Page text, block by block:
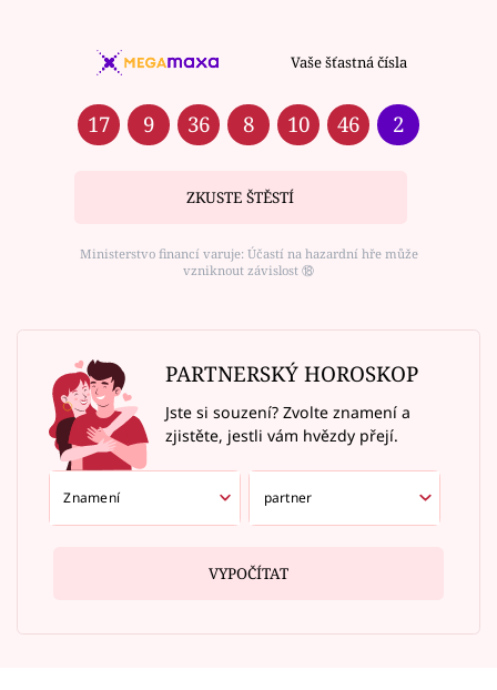
Vaše šťastná čísla
17 9 36 8 10 46 2
ZKUSTE ŠTĚSTÍ
Ministerstvo financí varuje: Účastí na hazardní hře může
vzniknout závislost ⑱
PARTNERSKÝ HOROSKOP
Jste si souzení? Zvolte znamení a
zjistěte, jestli vám hvězdy přejí.
VYPOČÍTAT